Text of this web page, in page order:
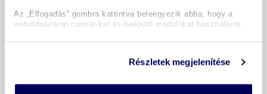
Az „Elfogadás” gombra kattintva beleegyezik abba, hogy a
weboldalunkon cookie-kat és beépülő modulokat használjunk.
Részletek megjelenítése
Copyright GIATA 2004 - 2026. Multilingual, powered by